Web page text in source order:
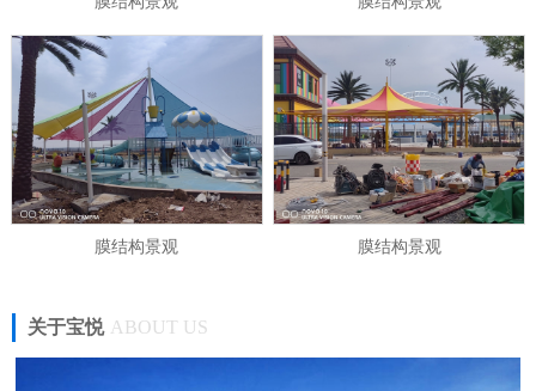
膜结构景观 膜结构景观
关于宝悦 ABOUT US